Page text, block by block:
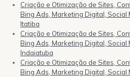
Criação e Otimização de Sites,
Bing Ads, Marketing Digital,
Itatiba
Criação e Otimização de Sites,
Bing Ads, Marketing Digital,
Indaiatuba
Criação e Otimização de Sites,
Bing Ads, Marketing Digital,